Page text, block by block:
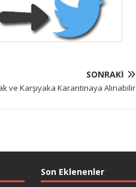
SONRAKI
ve Karşıyaka Karantinaya Alınabilir
Son Eklenenler